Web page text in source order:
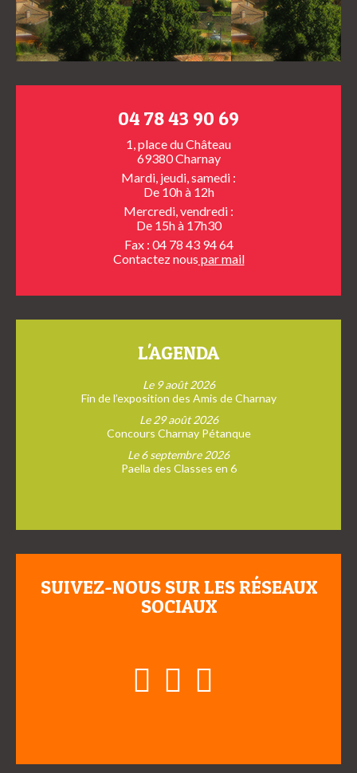
04 78 43 90 69
1, place du Château
69380 Charnay
Mardi, jeudi, samedi :
De 10h à 12h
Mercredi, vendredi :
De 15h à 17h30
Fax : 04 78 43 94 64
Contactez nous par mail
L'AGENDA
Le 9 août 2026
Fin de l’exposition des Amis de Charnay
Le 29 août 2026
Concours Charnay Pétanque
Le 6 septembre 2026
Paella des Classes en 6
SUIVEZ-NOUS SUR LES RÉSEAUX
SOCIAUX